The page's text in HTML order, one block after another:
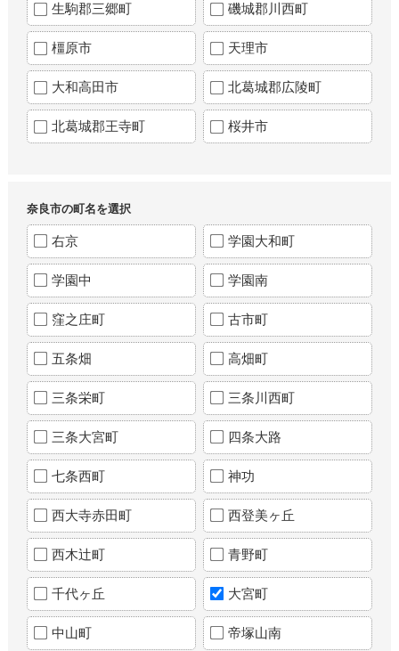
生駒郡三郷町 磯城郡川西町
橿原市 天理市
大和高田市 北葛城郡広陵町
北葛城郡王寺町 桜井市
奈良市の町名を選択
右京 学園大和町
学園中 学園南
窪之庄町 古市町
五条畑 高畑町
三条栄町 三条川西町
三条大宮町 四条大路
七条西町 神功
西大寺赤田町 西登美ヶ丘
西木辻町 青野町
千代ヶ丘 大宮町
中山町 帝塚山南